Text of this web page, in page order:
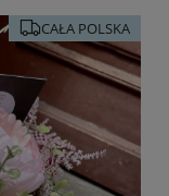
CAŁA POLSKA